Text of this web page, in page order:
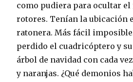
como pudiera para ocultar el
rotores. Tenían la ubicación
ratonera. Más fácil
perdido el cuadricóptero y
árbol de navidad con cada
y naranjas. ¿Qué demonios